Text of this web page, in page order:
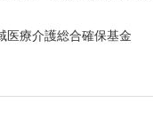
医療介護総合確保基金